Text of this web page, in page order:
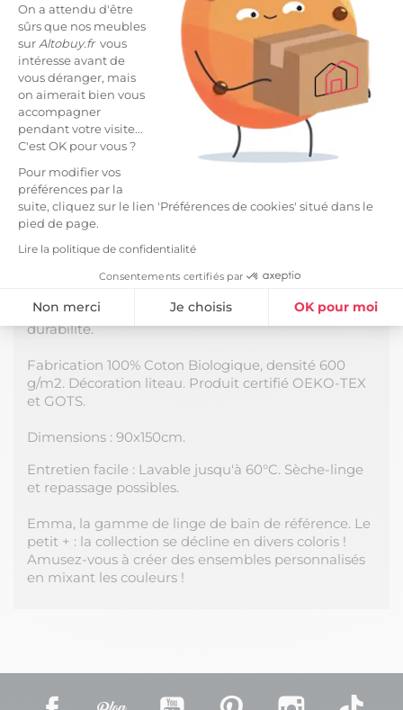
On a attendu d'être
sûrs que nos meubles
sur Altobuy.frvous
intéresse avant de
vous déranger, mais
on aimerait bien vous
accompagner
pendant votre visite...
C'est OK pour vous ?
Pour modifier vos
préférences par la
suite, cliquez sur le lien 'Préférences de cookies' situé dans le
pied de page.
Lire la politique de confidentialité
Consentements certifiés par
Non merci Je choisis OK pour moi
Axeptio consent
Plateforme de Gestion du Consentement : Personnalisez vos
Notre plateforme vous permet d'adapter et de gérer vos
Caractéristiques arrow_right
Livraisons et retours arrow_drop_down
DESCRIPTION
Serviette de Bain 90x150cm en Coton Biologique
Coloris Camel de la gamme Emma.
dans lesquelles on peut bien s'envelopper ? Ce
modèle est fait pour vous. Une conception en coton
sa grande absoption, sa douceur, sa résistance et sa
durabilité.
Fabrication 100% Coton Biologique, densité 600
g/m2. Décoration liteau. Produit certifié OEKO-TEX
et GOTS.
Dimensions : 90x150cm.
Entretien facile : Lavable jusqu'à 60°C. Sèche-linge
et repassage possibles.
Emma, la gamme de linge de bain de référence. Le
petit + : la collection se décline en divers coloris !
Amusez-vous à créer des ensembles personnalisés
en mixant les couleurs !
Facebook YouTube Pinterest Instagram